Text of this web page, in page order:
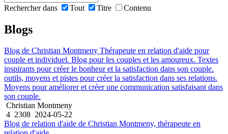
Rechercher dans Tout Titre Contenu
Blogs
Blog de Christian Montmeny Thérapeute en relation d'aide pour
couple et individuel. Blog pour les couples et les amoureux. Textes
inspirants pour créer le bonheur et la satisfaction dans son couple.
outils, moyens et pistes pour créer la satisfaction dans ses relations.
Moyens pour améliorer et créer une communication satisfaisant dans
son couple.
Christian Montmeny
4 2308 2024-05-22
Blog de relation d'aide de Christian Montmeny, thérapeute en